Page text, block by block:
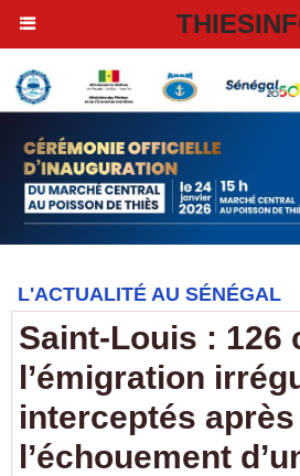
L'ACTUALITÉ AU SÉNÉGAL
Saint-Louis : 126
l’émigration
interceptés après
l’échouement